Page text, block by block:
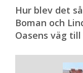
Hur blev det
Boman och
Oasens väg